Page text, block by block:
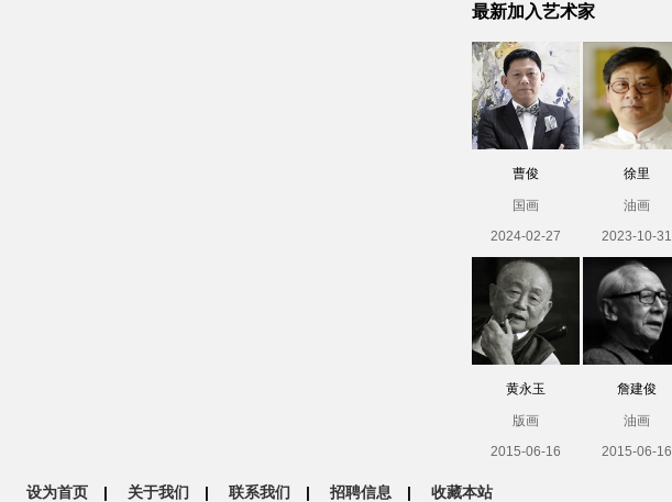
最新加入艺术家
曹俊
国画
2024-02-27
徐里
油画
2023-10-31
黄永玉
版画
2015-06-16
詹建俊
油画
2015-06-16
设为首页 | 关于我们 | 联系我们 | 招聘信息 | 收藏本站